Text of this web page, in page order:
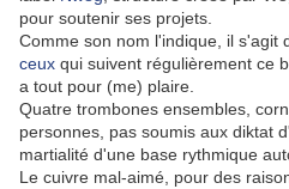
pour soutenir ses projets.
Comme son nom l'indique, il s'agit
ceux qui suivent régulièrement ce
a tout pour (me) plaire.
Quatre trombones ensembles,
personnes, pas soumis aux diktat
martialité d'une base rythmique
Le cuivre mal-aimé, pour des